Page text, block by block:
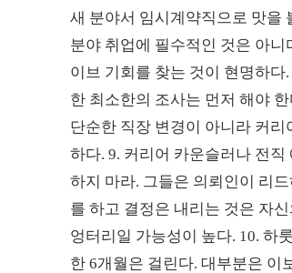
새 분야서 임시계약직으로 맛을
분야 취업에 필수적인 것은 아
이브 기회를 찾는 것이 현명하
한 최소한의 조사는 먼저 해야
단순한 직장 변경이 아니라 커
하다. 9. 커리어 카운슬러나 전
하지 마라. 그들은 의뢰인이 리
를 하고 결정은 내리는 것은 자
엉터리일 가능성이 높다. 10. 하
한 6개월은 걸린다. 대부분은 이